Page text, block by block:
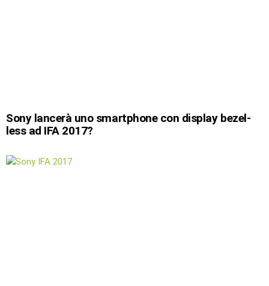
Sony lancerà uno smartphone con display bezel-
less ad IFA 2017?